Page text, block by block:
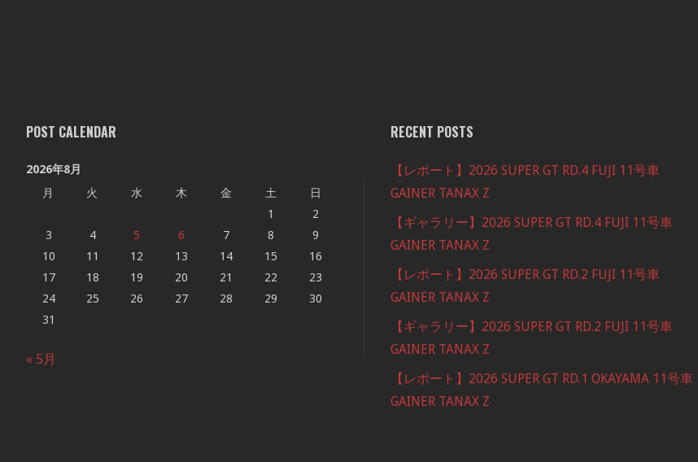
POST CALENDAR
2026年8月
月
火 水 木 金 土
日
1
2
3
4 5 6 7 8
9
10
11 12 13 14 15
16
17
18 19 20 21 22
23
24
25 26 27 28 29
30
31
« 5月
RECENT POSTS
【レポート】2026 SUPER GT RD.4 FUJI 11号車
GAINER TANAX Z
【ギャラリー】2026 SUPER GT RD.4 FUJI 11号車
GAINER TANAX Z
【レポート】2026 SUPER GT RD.2 FUJI 11号車
GAINER TANAX Z
【ギャラリー】2026 SUPER GT RD.2 FUJI 11号車
GAINER TANAX Z
【レポート】2026 SUPER GT RD.1 OKAYAMA 11号車
GAINER TANAX Z